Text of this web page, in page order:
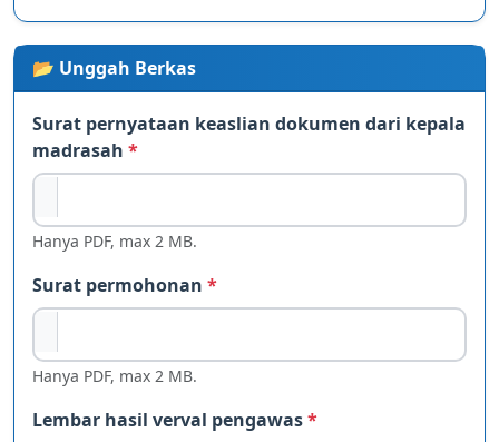
📂 Unggah Berkas
Surat pernyataan keaslian dokumen dari kepala
madrasah *
Hanya PDF, max 2 MB.
Surat permohonan *
Hanya PDF, max 2 MB.
Lembar hasil verval pengawas*